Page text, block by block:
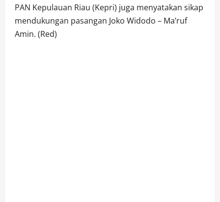
PAN Kepulauan Riau (Kepri) juga menyatakan sikap
mendukungan pasangan Joko Widodo – Ma’ruf
Amin. (Red)